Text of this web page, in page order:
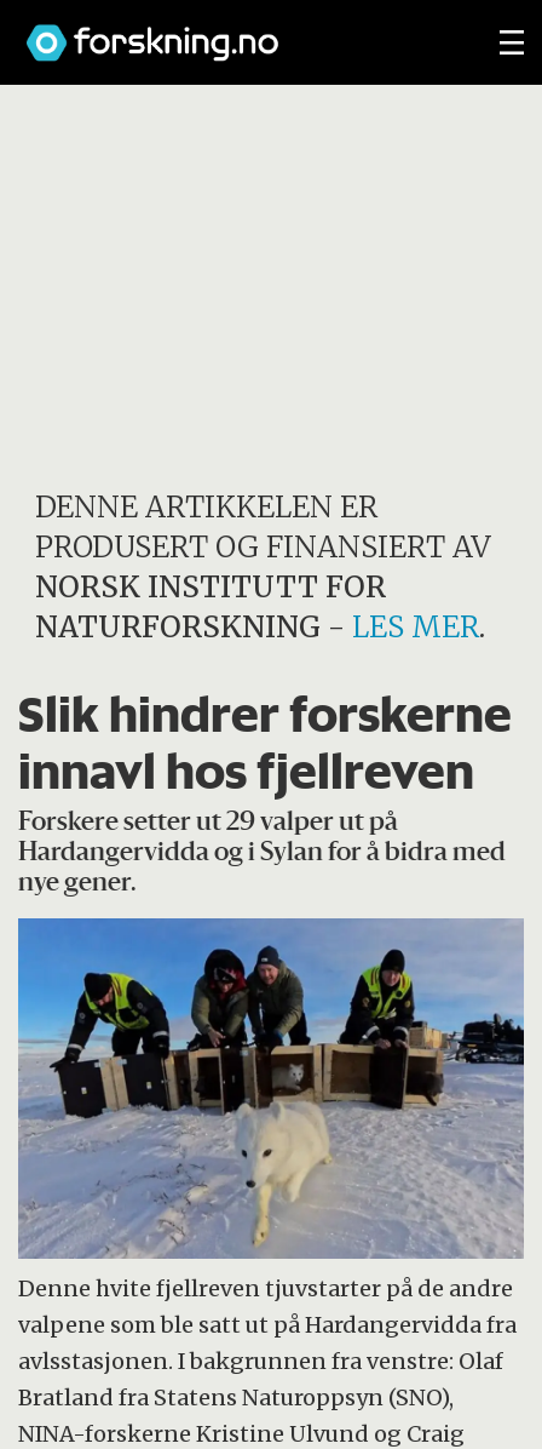
DENNE ARTIKKELEN ER
PRODUSERT OG FINANSIERT AV
NORSK INSTITUTT FOR
NATURFORSKNING - LES MER.
Slik hindrer forskerne
innavl hos fjellreven
Forskere setter ut 29 valper ut på
Hardangervidda og i Sylan for å bidra med
nye gener.
Denne hvite fjellreven tjuvstarter på de andre
valpene som ble satt ut på Hardangervidda fra
avlsstasjonen. I bakgrunnen fra venstre: Olaf
Bratland fra Statens Naturoppsyn (SNO),
NINA-forskerne Kristine Ulvund og Craig